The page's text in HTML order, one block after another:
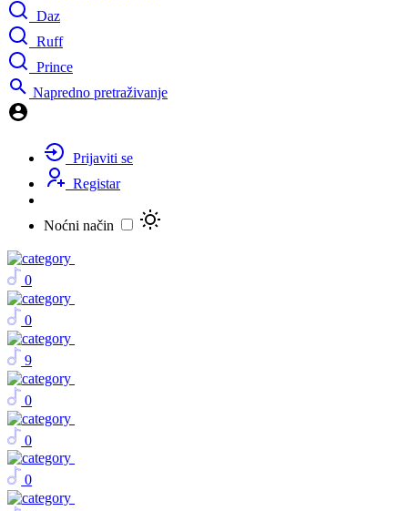
Daz
Ruff
Prince
Napredno pretraživanje
Prijaviti se
Registar
Noćni način
0
0
9
0
0
0